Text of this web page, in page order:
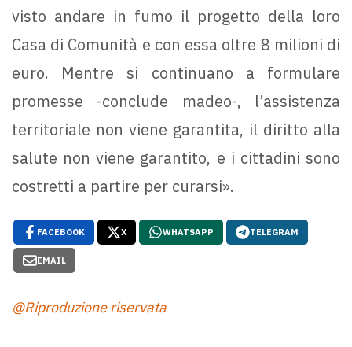
visto andare in fumo il progetto della loro
Casa di Comunità e con essa oltre 8 milioni di
euro. Mentre si continuano a formulare
promesse -conclude madeo-, l’assistenza
territoriale non viene garantita, il diritto alla
salute non viene garantito, e i cittadini sono
costretti a partire per curarsi».
FACEBOOK X WHATSAPP TELEGRAM
EMAIL
@Riproduzione riservata